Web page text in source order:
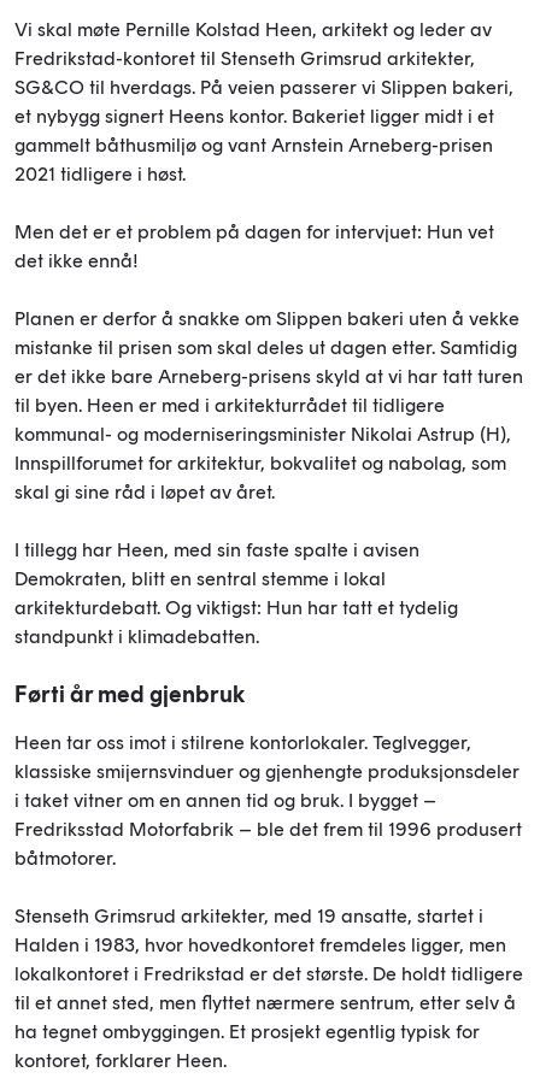
Vi skal møte Pernille Kolstad Heen, arkitekt og leder av
Fredrikstad-kontoret til Stenseth Grimsrud arkitekter,
SG&CO til hverdags. På veien passerer vi Slippen bakeri,
et nybygg signert Heens kontor. Bakeriet ligger midt i et
gammelt båthusmiljø og vant Arnstein Arneberg-prisen
2021 tidligere i høst.
Men det er et problem på dagen for intervjuet: Hun vet
det ikke ennå!
Planen er derfor å snakke om Slippen bakeri uten å vekke
mistanke til prisen som skal deles ut dagen etter. Samtidig
er det ikke bare Arneberg-prisens skyld at vi har tatt turen
til byen. Heen er med i arkitekturrådet til tidligere
kommunal- og moderniseringsminister Nikolai Astrup (H),
Innspillforumet for arkitektur, bokvalitet og nabolag, som
skal gi sine råd i løpet av året.
I tillegg har Heen, med sin faste spalte i avisen
Demokraten, blitt en sentral stemme i lokal
arkitekturdebatt. Og viktigst: Hun har tatt et tydelig
standpunkt i klimadebatten.
Førti år med gjenbruk
Heen tar oss imot i stilrene kontorlokaler. Teglvegger,
klassiske smijernsvinduer og gjenhengte produksjonsdeler
i taket vitner om en annen tid og bruk. I bygget –
Fredriksstad Motorfabrik – ble det frem til 1996 produsert
båtmotorer.
Stenseth Grimsrud arkitekter, med 19 ansatte, startet i
Halden i 1983, hvor hovedkontoret fremdeles ligger, men
lokalkontoret i Fredrikstad er det største. De holdt tidligere
til et annet sted, men flyttet nærmere sentrum, etter selv å
ha tegnet ombyggingen. Et prosjekt egentlig typisk for
kontoret, forklarer Heen.